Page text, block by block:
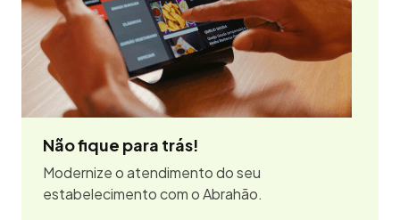
Não fique para trás!
Modernize o atendimento do seu
estabelecimento com o Abrahão.